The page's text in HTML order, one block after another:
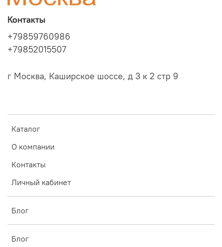
Каталог
О компании
Контакты
Личный кабинет
Блог
Блог
Контакты
+79859760986
+79852015507
г Москва, Каширское шоссе, д 3 к 2 стр 9